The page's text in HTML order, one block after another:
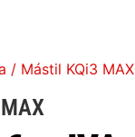
/ Mástil KQi3 MAX